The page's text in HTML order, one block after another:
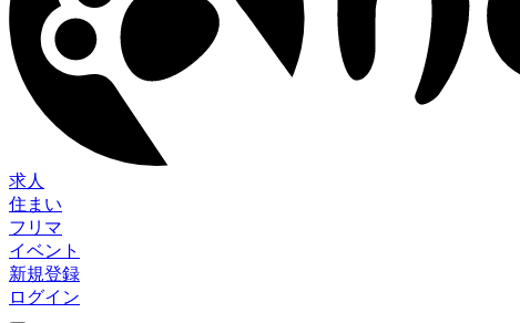
求人
住まい
フリマ
イベント
新規登録
ログイン